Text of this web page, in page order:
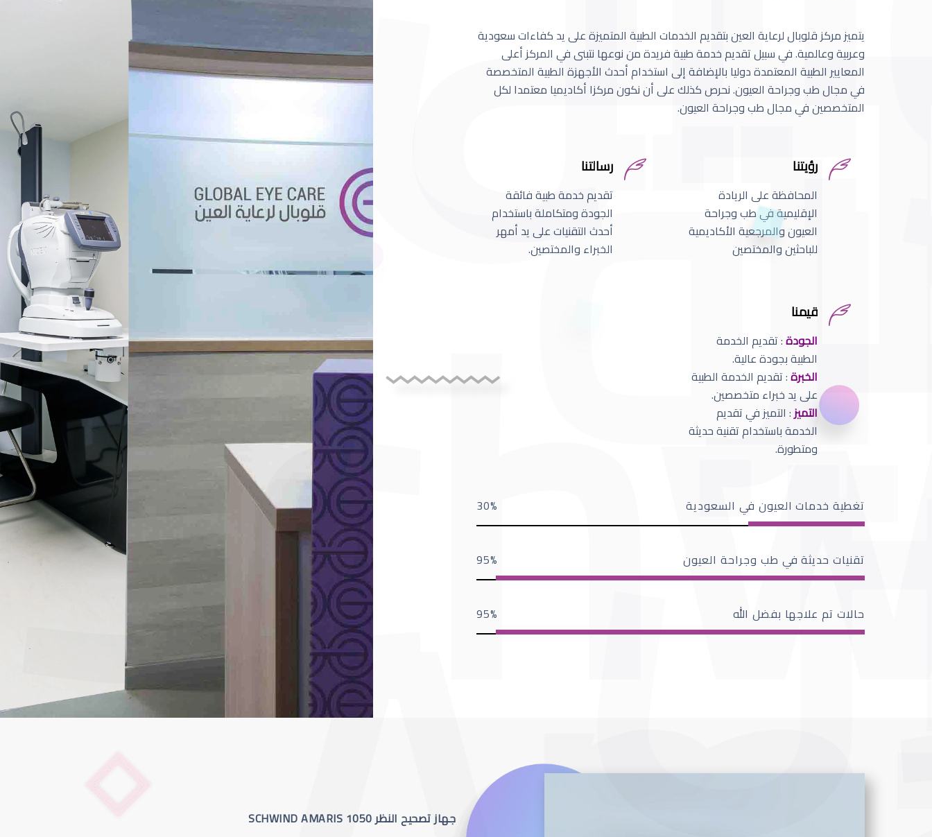
يتميز مركز قلوبال لرعاية العين بتقديم الخدمات الطبية المتميزة على يد كفاءات سعودية
وعربية وعالمية. في سبيل تقديم خدمة طبية فريدة من نوعها نتبنى في المركز أعلى
المعايير الطبية المعتمدة دوليا بالإضافة إلى استخدام أحدث الأجهزة الطبية المتخصصة
في مجال طب وجراحة العيون. نحرص كذلك على أن نكون مركزا أكاديميا معتمدا لكل
المتخصصين في مجال طب وجراحة العيون.
رؤيتنا
المحافظة على الريادة
الإقليمية في طب وجراحة
العيون والمرجعية الأكاديمية
للباحثين والمختصين
رسالتنا
تقديم خدمة طبية فائقة
الجودة ومتكاملة باستخدام
أحدث التقنيات على يد أمهر
الخبراء والمختصين.
قيمنا
الجودة: تقديم الخدمة
الطبية بجودة عالية.
الخبرة: تقديم الخدمة الطبية
على يد خبراء متخصصين.
التميز: التميز في تقديم
الخدمة باستخدام تقنية حديثة
ومتطورة.
تغطية خدمات العيون في السعودية 30
تقنيات حديثة في طب وجراحة العيون 95
حالات تم علاجها بفضل الله 95
جهاز تصحيح النظر SCHWIND AMARIS 1050